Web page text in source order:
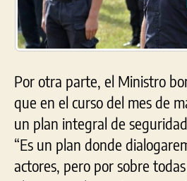
Por otra parte, el Ministro
que en el curso del mes de
un plan integral de
“Es un plan donde
actores, pero por sobre